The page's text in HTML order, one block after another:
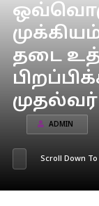
தடை
முதல்வர்
ADMIN
Scroll Down